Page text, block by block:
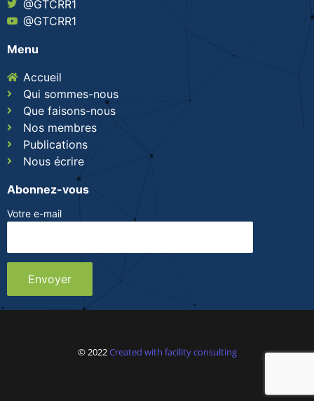
@GTCRR1
@GTCRR1
Menu
Accueil
Qui sommes-nous
Que faisons-nous
Nos membres
Publications
Nous écrire
Abonnez-vous
Votre e-mail
© 2022Created with facility consulting